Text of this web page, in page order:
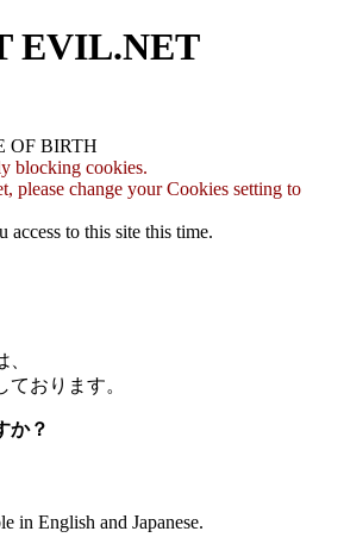
EVIL.NET
OF BIRTH
blocking cookies.
please change your Cookies setting to
access to this site this time.
ております。
か？
in English and Japanese.